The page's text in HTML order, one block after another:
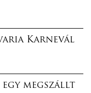
Karnevál
egy megszállt